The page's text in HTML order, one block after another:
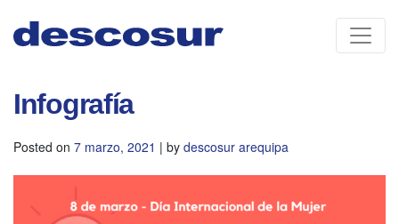
content
Infografía
Posted on 7 marzo, 2021 | by descosur arequipa